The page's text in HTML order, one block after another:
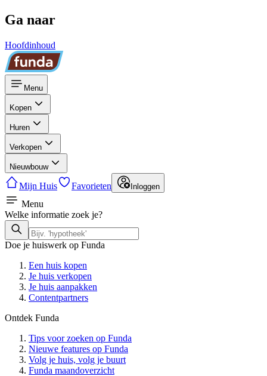
Ga naar
Hoofdinhoud
Menu
Kopen
Huren
Verkopen
Nieuwbouw
Mijn Huis Favorieten Inloggen
Menu
Welke informatie zoek je?
Doe je huiswerk op Funda
Een huis kopen
Je huis verkopen
Je huis aanpakken
Contentpartners
Ontdek Funda
Tips voor zoeken op Funda
Nieuwe features op Funda
Volg je huis, volg je buurt
Funda maandoverzicht